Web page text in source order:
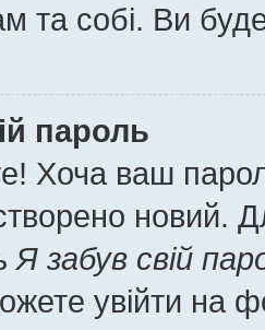
та собі. Ви
пароль
Хоча ваш
новий.
Я забув свій
увійти на